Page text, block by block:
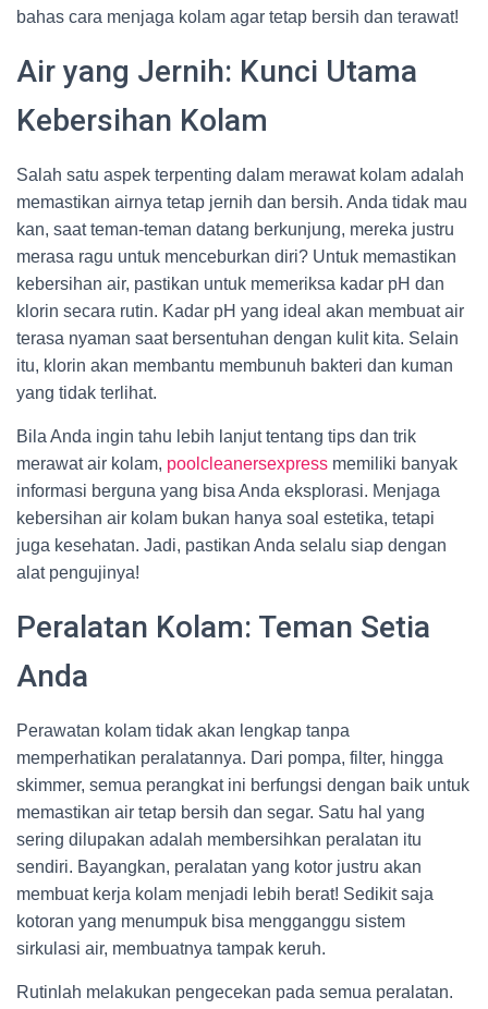
bahas cara menjaga kolam agar tetap bersih dan terawat!
Air yang Jernih: Kunci Utama
Kebersihan Kolam
Salah satu aspek terpenting dalam merawat kolam adalah
memastikan airnya tetap jernih dan bersih. Anda tidak mau
kan, saat teman-teman datang berkunjung, mereka justru
merasa ragu untuk menceburkan diri? Untuk memastikan
kebersihan air, pastikan untuk memeriksa kadar pH dan
klorin secara rutin. Kadar pH yang ideal akan membuat air
terasa nyaman saat bersentuhan dengan kulit kita. Selain
itu, klorin akan membantu membunuh bakteri dan kuman
yang tidak terlihat.
Bila Anda ingin tahu lebih lanjut tentang tips dan trik
merawat air kolam, poolcleanersexpress memiliki banyak
informasi berguna yang bisa Anda eksplorasi. Menjaga
kebersihan air kolam bukan hanya soal estetika, tetapi
juga kesehatan. Jadi, pastikan Anda selalu siap dengan
alat pengujinya!
Peralatan Kolam: Teman Setia
Anda
Perawatan kolam tidak akan lengkap tanpa
memperhatikan peralatannya. Dari pompa, filter, hingga
skimmer, semua perangkat ini berfungsi dengan baik untuk
memastikan air tetap bersih dan segar. Satu hal yang
sering dilupakan adalah membersihkan peralatan itu
sendiri. Bayangkan, peralatan yang kotor justru akan
membuat kerja kolam menjadi lebih berat! Sedikit saja
kotoran yang menumpuk bisa mengganggu sistem
sirkulasi air, membuatnya tampak keruh.
Rutinlah melakukan pengecekan pada semua peralatan.